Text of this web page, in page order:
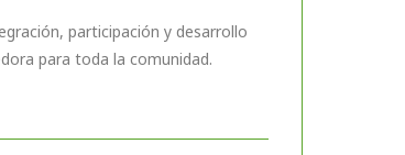
participación y desarrollo
para toda la comunidad.